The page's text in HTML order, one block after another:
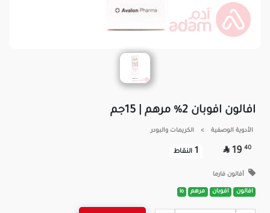
افالون افوبان 2% مرهم | 15جم
الأدوية الوصفية > الكريمات والبودر
40
19

1 النقاط
أفالون فارما
افالون افوبان مرهم ١٥